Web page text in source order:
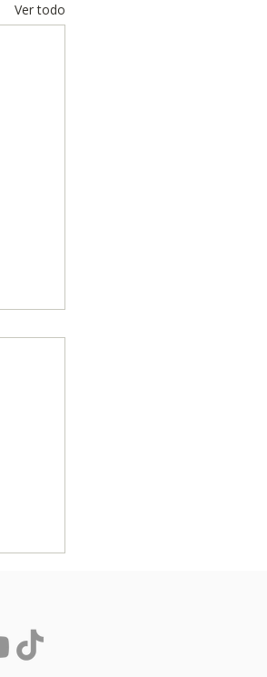
Ver todo